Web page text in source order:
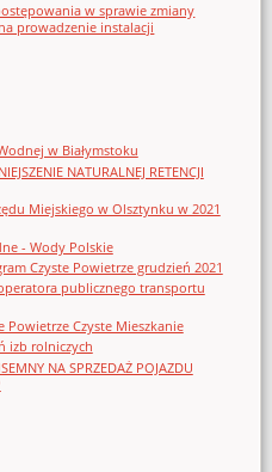
w sprawie zmiany
prowadzenie instalacji
w Białymstoku
NATURALNEJ RETENCJI
Miejskiego w Olsztynku w 2021
- Wody Polskie
Czyste Powietrze grudzień 2021
publicznego transportu
Powietrze Czyste Mieszkanie
izb rolniczych
NA SPRZEDAŻ POJAZDU